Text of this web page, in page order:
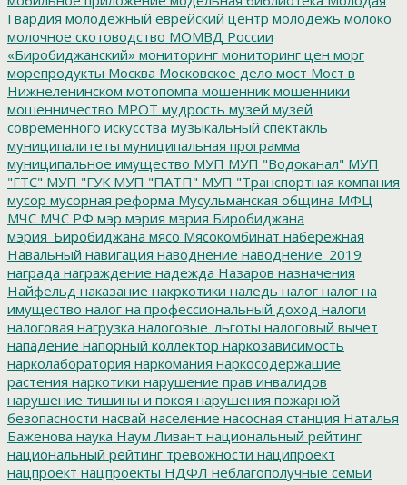
Гвардия молодежный еврейский центр молодежь молоко
молочное скотоводство МОМВД России
«Биробиджанский» мониторинг мониторинг цен морг
морепродукты Москва Московское дело мост Мост в
Нижнеленинском мотопомпа мошенник мошенники
мошенничество МРОТ мудрость музей музей
современного искусства музыкальный спектакль
муниципалитеты муниципальная программа
муниципальное имущество МУП МУП "Водоканал" МУП
"ГТС" МУП "ГУК МУП "ПАТП" МУП "Транспортная компания
мусор мусорная реформа Мусульманская община МФЦ
МЧС МЧС РФ мэр мэрия мэрия Биробиджана
мэрия_Биробиджана мясо Мясокомбинат набережная
Навальный навигация наводнение наводнение_2019
награда награждение надежда Назаров назначения
Найфельд наказание накркотики наледь налог налог на
имущество налог на профессиональный доход налоги
налоговая нагрузка налоговые_льготы налоговый вычет
нападение напорный коллектор наркозависимость
нарколаборатория наркомания наркосодержащие
растения наркотики нарушение прав инвалидов
нарушение тишины и покоя нарушения пожарной
безопасности насвай население насосная станция Наталья
Баженова наука Наум Ливант национальный рейтинг
национальный рейтинг тревожности наципроект
нацпроект нацпроекты НДФЛ неблагополучные семьи